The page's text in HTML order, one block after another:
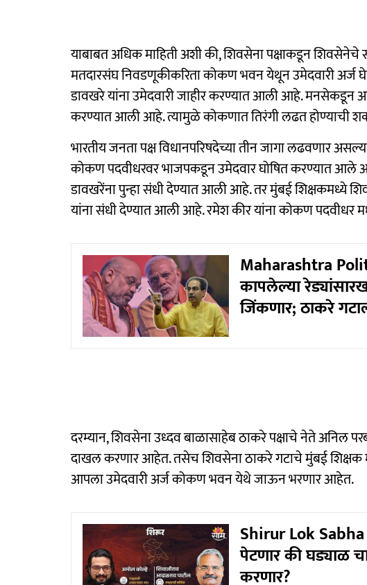
याबाबत अधिक माहिती अशी की, शिवसेना पक्षाकडून
मतदारसंघ निवडणूकीकरिता कोकण भवन येथून उमेदवारी अर्ज
डावखरे यांना उमेदवारी जाहीर करण्यात आली आहे. मनसेकडून
करण्यात आली आहे. त्यामुळे कोकणात तिरंगी लढत होण्याची
भारतीय जनता पक्ष विधानपरिषदेच्या तीन जागा लढवणार
कोकण पदवीधरवर भाजपकडून उमेदवार घोषित करण्यात आले
डावखरेंना पुन्हा संधी देण्यात आली आहे. तर मुंबई शिक्षकमध्ये
यांना संधी देण्यात आली आहे. रमेश कीर यांना कोकण पदवीधर
Maharashtra
कापलेल्या
जिंकणार; ठाकरे
दरम्यान, शिवसेना उध्दव बाळासाहेब ठाकरे पक्षाचे नेते अनिल
दाखल करणार आहेत. तसेच शिवसेना ठाकरे गटाचे मुंबई शिक्षक
आपला उमेदवारी अर्ज कोकण भवन येथे जाऊन भरणार आहेत.
Shirur Lok
पेटणार की घड्याळ
करणार?